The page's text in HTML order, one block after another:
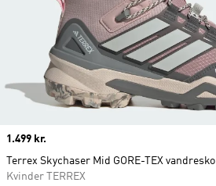
Price
1.499 kr.
Terrex Skychaser Mid GORE-TEX vandresko
Kvinder TERREX